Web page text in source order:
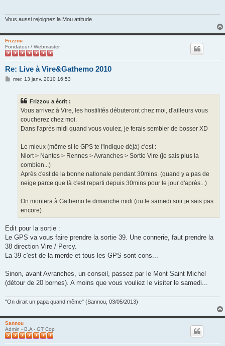
Vous aussi rejoignez la Mou attitude
Frizzou
Fondateur / Webmaster
Re: Live à Vire&Gathemo 2010
Mmer. 13 janv. 2010 16:53
Frizzou a écrit :
Vous arrivez à Vire, les hostilités débuteront chez moi, d'ailleurs vous
coucherez chez moi.
Dans l'après midi quand vous voulez, je ferais sembler de bosser XD
Le mieux (même si le GPS te l'indique déjà) c'est :
Niort > Nantes > Rennes > Avranches > Sortie Vire (je sais plus la
combien...)
Après c'est de la bonne nationale pendant 30mins. (quand y a pas de
neige parce que là c'est reparti depuis 30mins pour le jour d'après...)
On montera à Gathemo le dimanche midi (ou le samedi soir je sais pas
encore)
Edit pour la sortie :
Le GPS va vous faire prendre la sortie 39. Une connerie, faut prendre la
38 direction Vire / Percy.
La 39 c'est de la merde et tous les GPS sont cons...
Sinon, avant Avranches, un conseil, passez par le Mont Saint Michel
(détour de 20 bornes). A moins que vous vouliez le visiter le samedi...
"On dirait un papa quand même" (Sannou, 03/05/2013)
Sannou
Admin - B.A - GT Cop